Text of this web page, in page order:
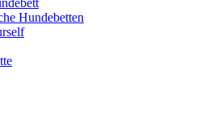
Hundebetten